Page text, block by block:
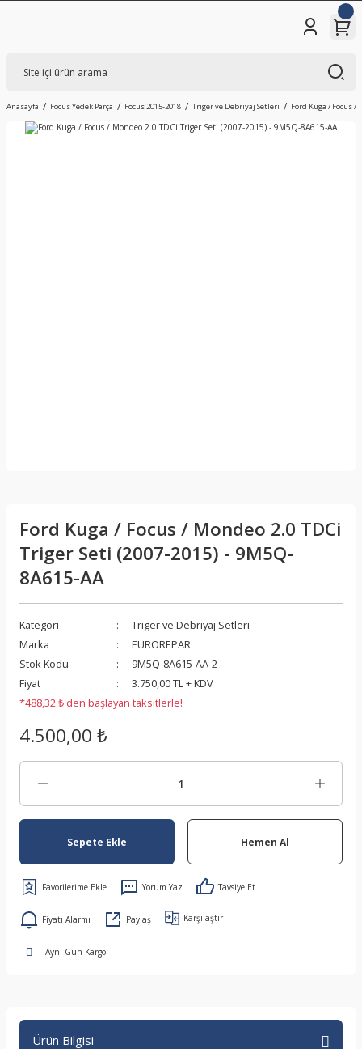
Anasayfa Focus Yedek Parça Focus 2015-2018 Triger ve Debriyaj Setleri Ford Kuga / Focus /
Ford Kuga / Focus / Mondeo 2.0 TDCi
Triger Seti (2007-2015) - 9M5Q-
8A615-AA
Kategori
Triger ve Debriyaj Setleri
Marka
EUROREPAR
Stok Kodu
9M5Q-8A615-AA-2
Fiyat
3.750,00 TL + KDV
*488,32 ₺ den başlayan taksitlerle!
4.500,00 ₺
Sepete Ekle Hemen Al
Yorum Yaz Tavsiye Et
Fiyatı Alarmı Paylaş Karşılaştır
Aynı Gün Kargo
Ürün Bilgisi